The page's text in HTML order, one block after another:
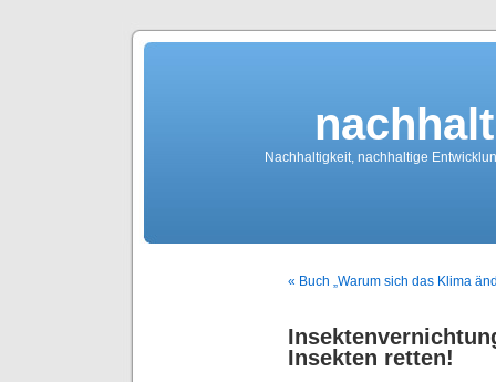
Nachhaltigkeit, nachhaltige
« Buch „Warum sich das Klima
Insekten retten!